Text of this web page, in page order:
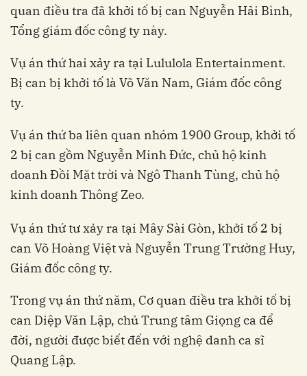
quan điều tra đã khởi tố bị can Nguyễn Hải Bình,
Tổng giám đốc công ty này.
Vụ án thứ hai xảy ra tại Lululola Entertainment.
Bị can bị khởi tố là Võ Văn Nam, Giám đốc công
ty.
Vụ án thứ ba liên quan nhóm 1900 Group, khởi tố
2 bị can gồm Nguyễn Minh Đức, chủ hộ kinh
doanh Đồi Mặt trời và Ngô Thanh Tùng, chủ hộ
kinh doanh Thông Zeo.
Vụ án thứ tư xảy ra tại Mây Sài Gòn, khởi tố 2 bị
can Võ Hoàng Việt và Nguyễn Trung Trường Huy,
Giám đốc công ty.
Trong vụ án thứ năm, Cơ quan điều tra khởi tố bị
can Diệp Văn Lập, chủ Trung tâm Giọng ca để
đời, người được biết đến với nghệ danh ca sĩ
Quang Lập.